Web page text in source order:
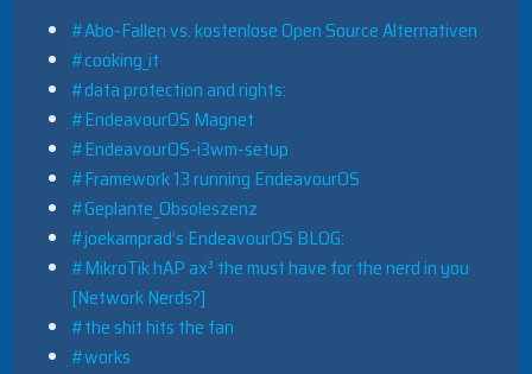
#Abo-Fallen vs. kostenlose Open Source Alternativen
#cooking_it
#data protection and rights:
#EndeavourOS Magnet
#EndeavourOS-i3wm-setup
#Framework 13 running EndeavourOS
#Geplante_Obsoleszenz
#joekamprad’s EndeavourOS BLOG:
#MikroTik hAP ax³ the must have for the nerd in you
[Network Nerds?]
#the shit hits the fan
#works